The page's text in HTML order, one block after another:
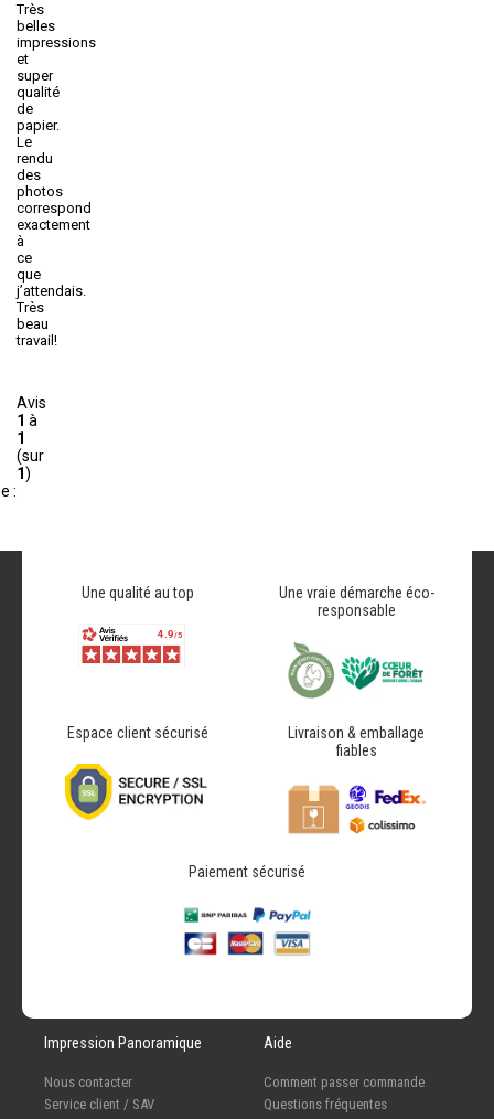
Très
belles
impressions
et
super
qualité
de
papier.
Le
rendu
des
photos
correspond
exactement
à
ce
que
j’attendais.
Très
beau
travail!
Avis
1 à
1
(sur
1)
:
Une qualité au top
Une vraie démarche éco-
responsable
Espace client sécurisé
Livraison & emballage
fiables
Paiement sécurisé
Impression Panoramique
Nous contacter
Service client / SAV
Aide
Comment passer commande
Questions fréquentes